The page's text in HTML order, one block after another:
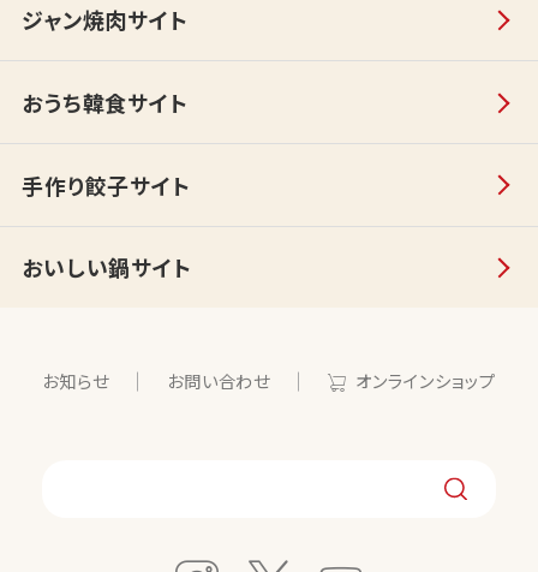
ジャン焼肉サイト
おうち韓食サイト
手作り餃子サイト
おいしい鍋サイト
お知らせ お問い合わせ オンラインショップ